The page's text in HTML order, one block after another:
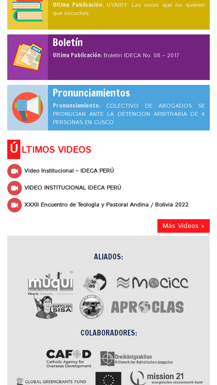
Ultima Publicación: UYARIY: Las voces que no quieren
que escuches
Boletín
Ultima Publicación:Boletín IDECA No. 08 – 2017
Pronunciamientos
Pronunciamiento: COLECTIVO DE ABOGADOS SE
PRONUCIAN ANTE LA DETENCION ARBITRARIA DE 4
PERSONAS EN CUSCO
Ú LTIMOS VIDEOS
Video Institucional – IDECA PERÚ
VIDEO INSTITUCIONAL IDECA PERÚ
XXXII Encuentro de Teología y Pastoral Andina / Bolivia 2022
Más Videos »
ALIADOS:
COLABORADORES: